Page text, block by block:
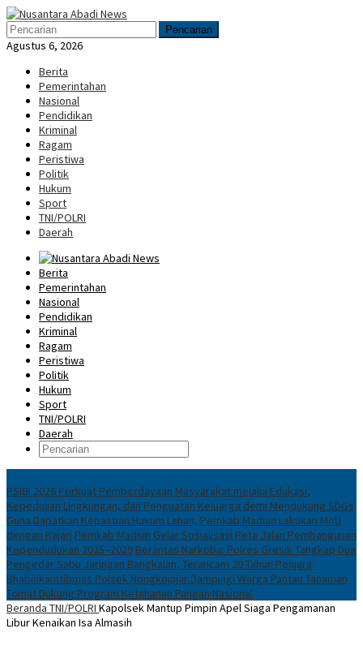
Loncat
ke
konten
Menu
Mobile
Pencarian
Agustus 6, 2026
Berita
Pemerintahan
Nasional
Pendidikan
Kriminal
Ragam
Peristiwa
Politik
Hukum
Sport
TNI/POLRI
Daerah
Berita
Pemerintahan
Nasional
Pendidikan
Kriminal
Ragam
Peristiwa
Politik
Hukum
Sport
TNI/POLRI
Daerah
PSIBI 2026 Perkuat Pemberdayaan Masyarakat melalui Edukasi,
Kepedulian Lingkungan, dan Penguatan Keluarga demi Mendukung SDGs
Guna Dapatkan Kepastian Hukum Lahan, Pemkab Madiun Lakukan MoU
dengan Kajari Pemkab Madiun Gelar Sosialisasi Peta Jalan Pembangunan
Kependudukan 2025–2029 Berantas Narkoba: Polres Gresik Tangkap Dua
Pengedar Sabu Jaringan Bangkalan, Terancam 20 Tahun Penjara
Bhabinkamtibmas Polsek Nongkojajar Dampingi Warga Pantau Tanaman
Tomat Dukung Program Ketahanan Pangan Nasional
Beranda TNI/POLRI Kapolsek Mantup Pimpin Apel Siaga Pengamanan
Libur Kenaikan Isa Almasih